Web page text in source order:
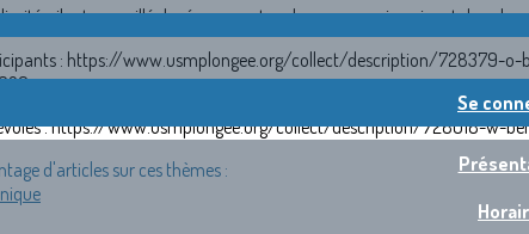
Se
il est conseillé de réserver votre place en vous inscrivant dans la
: https://www.usmplongee.org/collect/description/728379-
: https://www.usmplongee.org/collect/description/728018-w-
d'articles sur ces thèmes :